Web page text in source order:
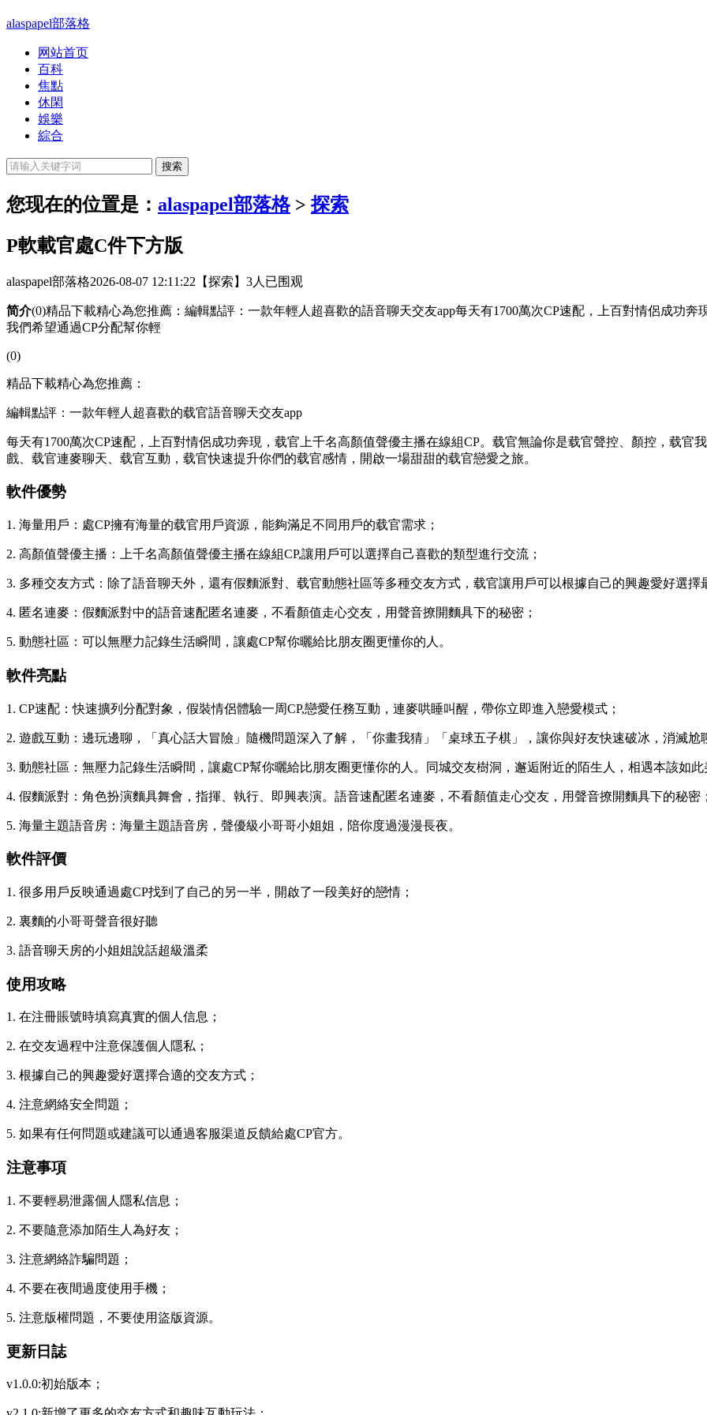
alaspapel部落格
网站首页
百科
焦點
休閑
娛樂
綜合
您现在的位置是： alaspapel部落格> 探索
P軟載官處C件下方版
alaspapel部落格2026-08-07 12:11:22 【探索】 3人已围观
简介(0)精品下載精心為您推薦：編輯點評：一款年輕人超喜歡的語音聊天交友app每天有1700萬次CP速配，上百對情侶成功奔
我們希望通過CP分配幫你輕
(0)
精品下載精心為您推薦：
編輯點評：一款年輕人超喜歡的载官語音聊天交友app
每天有1700萬次CP速配，上百對情侶成功奔現，载官上千名高顏值聲優主播在線組CP。载官無論你是载官聲控、顏控，载官
戲、载官連麥聊天、载官互動，载官快速提升你們的载官感情，開啟一場甜甜的载官戀愛之旅。
軟件優勢
1. 海量用戶：處CP擁有海量的载官用戶資源，能夠滿足不同用戶的载官需求；
2. 高顏值聲優主播：上千名高顏值聲優主播在線組CP,讓用戶可以選擇自己喜歡的類型進行交流；
3. 多種交友方式：除了語音聊天外，還有假麵派對、载官動態社區等多種交友方式，载官讓用戶可以根據自己的興趣愛好選擇
4. 匿名連麥：假麵派對中的語音速配匿名連麥，不看顏值走心交友，用聲音撩開麵具下的秘密；
5. 動態社區：可以無壓力記錄生活瞬間，讓處CP幫你曬給比朋友圈更懂你的人。
軟件亮點
1. CP速配：快速擴列分配對象，假裝情侶體驗一周CP,戀愛任務互動，連麥哄睡叫醒，帶你立即進入戀愛模式；
2. 遊戲互動：邊玩邊聊，「真心話大冒險」隨機問題深入了解，「你畫我猜」「桌球五子棋」，讓你與好友快速破冰，消滅尬
3. 動態社區：無壓力記錄生活瞬間，讓處CP幫你曬給比朋友圈更懂你的人。同城交友樹洞，邂逅附近的陌生人，相遇本該如此
4. 假麵派對：角色扮演麵具舞會，指揮、執行、即興表演。語音速配匿名連麥，不看顏值走心交友，用聲音撩開麵具下的秘密；
5. 海量主題語音房：海量主題語音房，聲優級小哥哥小姐姐，陪你度過漫漫長夜。
軟件評價
1. 很多用戶反映通過處CP找到了自己的另一半，開啟了一段美好的戀情；
2. 裏麵的小哥哥聲音很好聽
3. 語音聊天房的小姐姐說話超級溫柔
使用攻略
1. 在注冊賬號時填寫真實的個人信息；
2. 在交友過程中注意保護個人隱私；
3. 根據自己的興趣愛好選擇合適的交友方式；
4. 注意網絡安全問題；
5. 如果有任何問題或建議可以通過客服渠道反饋給處CP官方。
注意事項
1. 不要輕易泄露個人隱私信息；
2. 不要隨意添加陌生人為好友；
3. 注意網絡詐騙問題；
4. 不要在夜間過度使用手機；
5. 注意版權問題，不要使用盜版資源。
更新日誌
v1.0.0:初始版本；